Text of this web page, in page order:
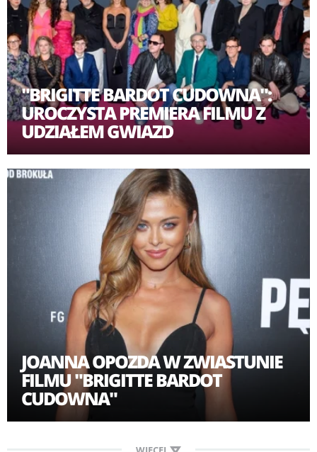
"BRIGITTE BARDOT CUDOWNA":
UROCZYSTA PREMIERA FILMU Z
UDZIAŁEM GWIAZD
JOANNA OPOZDA W ZWIASTUNIE
FILMU "BRIGITTE BARDOT
CUDOWNA"